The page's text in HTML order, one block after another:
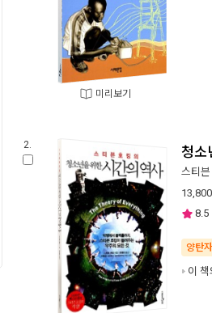
미리보기
2. 청소
스티
13,800
8.5
양탄
이